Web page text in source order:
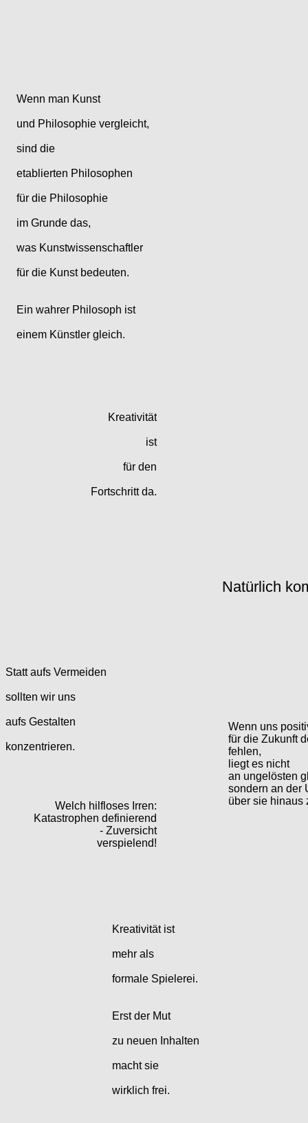
Wenn man Kunst
und Philosophie vergleicht,
sind die
etablierten Philosophen
für die Philosophie
im Grunde das,
was Kunstwissenschaftler
für die Kunst bedeuten.
Ein wahrer Philosoph ist
einem Künstler gleich.
Kreativität
ist
für den
Fortschritt da.
Natürlich
Statt aufs Vermeiden
sollten wir uns
aufs Gestalten
konzentrieren.
Welch hilfloses Irren:
Katastrophen definierend
- Zuversicht
verspielend!
Wenn uns
für die Zukunft
fehlen,
liegt es nicht
an ungelösten
sondern an der
über sie hinaus
Kreativität ist
mehr als
formale Spielerei.
Erst der Mut
zu neuen Inhalten
macht sie
wirklich frei.